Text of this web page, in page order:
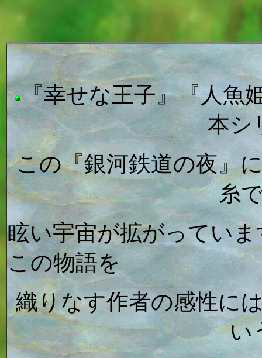
『幸せな王子』『人魚
本シ
この『銀河鉄道の夜』
糸
眩い宇宙が拡がってい
この物語を
織りなす作者の感性に
い